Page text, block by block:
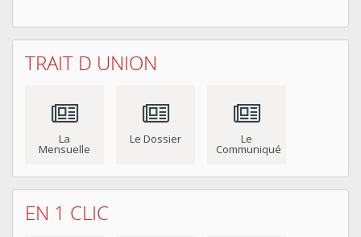
TRAIT D UNION
La
Mensuelle
Le Dossier Le
Communiqué
EN 1 CLIC